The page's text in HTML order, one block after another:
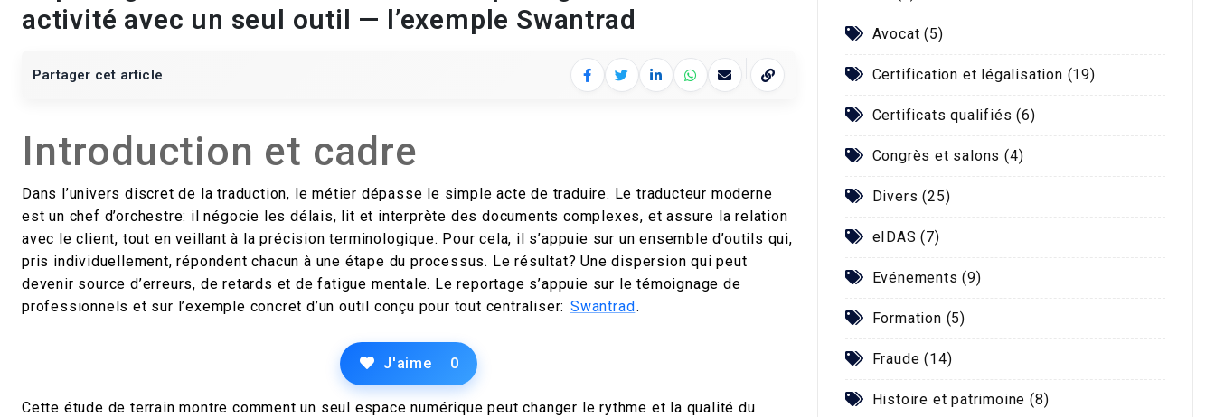
activité avec un seul outil — l’exemple Swantrad
Partager cet article
Facebook
TwitterLinkedInWhatsApp
E‑mailCopier le lien
Introduction et cadre
Dans l’univers discret de la traduction, le métier dépasse le simple acte de traduire. Le traducteur moderne
est un chef d’orchestre: il négocie les délais, lit et interprète des documents complexes, et assure la relation
avec le client, tout en veillant à la précision terminologique. Pour cela, il s’appuie sur un ensemble d’outils qui,
pris individuellement, répondent chacun à une étape du processus. Le résultat? Une dispersion qui peut
devenir source d’erreurs, de retards et de fatigue mentale. Le reportage s’appuie sur le témoignage de
professionnels et sur l’exemple concret d’un outil conçu pour tout centraliser: Swantrad.
J'aime 0
Cette étude de terrain montre comment un seul espace numérique peut changer le rythme et la qualité du
Avocat (5)
Certification et légalisation (19)
Certificats qualifiés (6)
Congrès et salons (4)
Divers (25)
eIDAS (7)
Evénements (9)
Formation (5)
Fraude (14)
Histoire et patrimoine (8)